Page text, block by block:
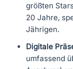
größten
20 Jahre,
Jährigen.
Digitale
umfassend